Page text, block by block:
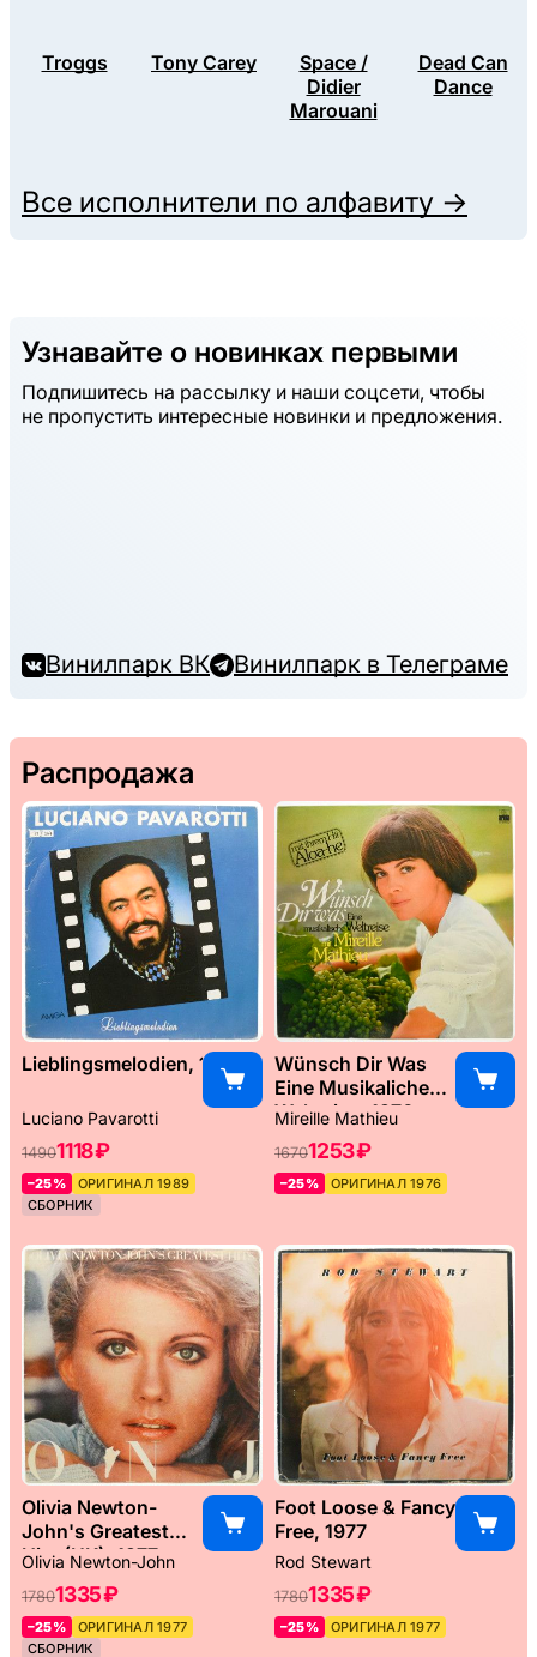
Troggs Tony Carey
Space /
Didier
Marouani
Dead Can
Dance
Все исполнители по алфавиту →
Узнавайте о новинках первыми
Подпишитесь на рассылку и наши соцсети, чтобы
не пропустить интересные новинки и предложения.
Винилпарк ВК Винилпарк в Телеграме
Распродажа
Lieblingsmelodien, 1989
Luciano Pavarotti
14901118 ₽
–25%
ОРИГИНАЛ 1989
СБОРНИК
Wünsch Dir Was
Eine Musikaliche
Weltreise, 1976
Mireille Mathieu
16701253 ₽
–25% ОРИГИНАЛ 1976
Olivia Newton-
John's Greatest
Hits (UK), 1977
Olivia Newton-John
17801335 ₽
–25%
ОРИГИНАЛ 1977
СБОРНИК
Foot Loose & Fancy
Free, 1977
Rod Stewart
17801335 ₽
–25% ОРИГИНАЛ 1977